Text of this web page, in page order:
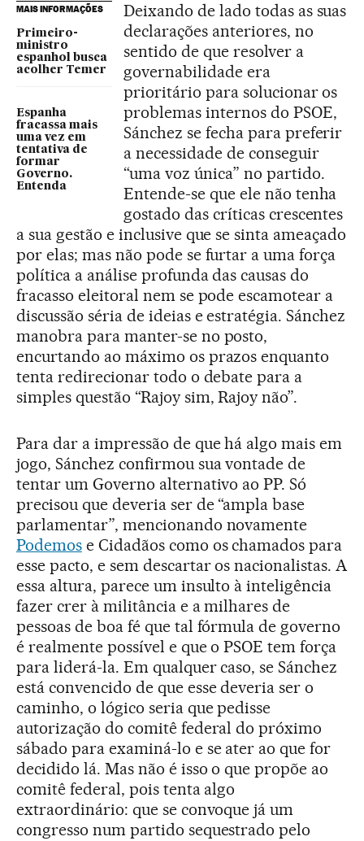
MAIS INFORMAÇÕES
Primeiro-
ministro
espanhol busca
acolher Temer
Espanha
fracassa mais
uma vez em
tentativa de
formar
Governo.
Entenda
Deixando de lado todas as suas
declarações anteriores, no
sentido de que resolver a
governabilidade era
prioritário para solucionar os
problemas internos do PSOE,
Sánchez se fecha para preferir
a necessidade de conseguir
“uma voz única” no partido.
Entende-se que ele não tenha
gostado das críticas crescentes
a sua gestão e inclusive que se sinta ameaçado
por elas; mas não pode se furtar a uma força
política a análise profunda das causas do
fracasso eleitoral nem se pode escamotear a
discussão séria de ideias e estratégia. Sánchez
manobra para manter-se no posto,
encurtando ao máximo os prazos enquanto
tenta redirecionar todo o debate para a
simples questão “Rajoy sim, Rajoy não”.
Para dar a impressão de que há algo mais em
jogo, Sánchez confirmou sua vontade de
tentar um Governo alternativo ao PP. Só
precisou que deveria ser de “ampla base
parlamentar”, mencionando novamente
Podemose Cidadãos como os chamados para
esse pacto, e sem descartar os nacionalistas. A
essa altura, parece um insulto à inteligência
fazer crer à militância e a milhares de
pessoas de boa fé que tal fórmula de governo
é realmente possível e que o PSOE tem força
para liderá-la. Em qualquer caso, se Sánchez
está convencido de que esse deveria ser o
caminho, o lógico seria que pedisse
autorização do comitê federal do próximo
sábado para examiná-lo e se ater ao que for
decidido lá. Mas não é isso o que propõe ao
comitê federal, pois tenta algo
extraordinário: que se convoque já um
congresso num partido sequestrado pelo